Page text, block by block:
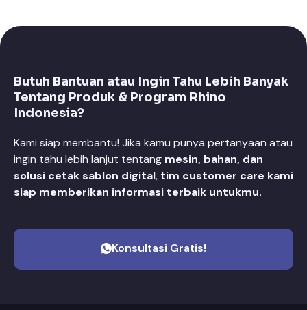
Butuh Bantuan atau Ingin Tahu Lebih Banyak
Tentang Produk & Program Rhino
Indonesia?
Kami siap membantu! Jika kamu punya pertanyaan atau
ingin tahu lebih lanjut tentang mesin, bahan, dan
solusi cetak sablon digital, tim customer care kami
siap memberikan informasi terbaik untukmu.
Konsultasi Gratis!